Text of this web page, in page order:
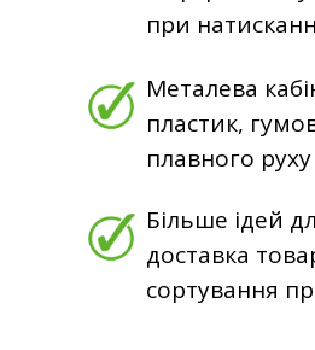
Металева
пластик,
плавного руху
при
Більше ідей
доставка
сортування